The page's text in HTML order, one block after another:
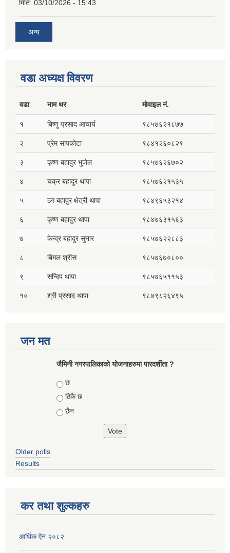
मिति: 03/10/2026 - 15:43
अन्य
वडा अध्यक्ष विवरण
वडा नाम थर मोवाइल नं.
१ बिष्णु प्रसाद आचार्य ९८५७६२१८७७
२ प्रेम सापकोटा ९८४१२६०८२९
३ कृष्ण बहादुर भुजेल ९८५७६२६७०२
४ चक्र बहादुर थापा ९८५७६२१५३५
५ ठग बहादुर क्षेत्री थापा ९८४९६५३२१४
६ कृष्ण बहादुर थापा ९८४७६३१५६३
७ केन्द्र बहादुर सुनार ९८५७६२२८८३
८ बिमल श्रीस ९८५७६७०८००
९ सन्दिप थापा ९८५७६५११५३
१० श्री प्रसाद थापा ९८४९८२६४९५
जन मत
जैमिनी नगरपालिकाको योजनाहरुमा पारदर्शीता ?
Choices
छ
ठिकै छ
छैन
Older polls
Results
कर तथा शुल्कहरु
आर्थिक ऐन २०८२